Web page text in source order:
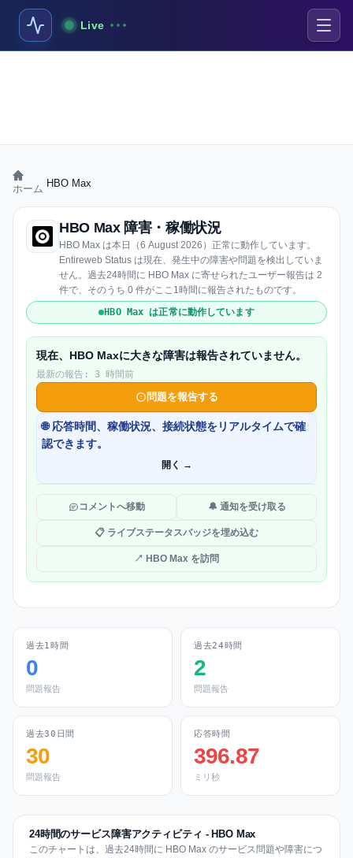
Live
ホーム HBO Max
HBO Max 障害・稼働状況
HBO Max は本日（6 August 2026）正常に動作しています。
Entireweb Status は現在、発生中の障害や問題を検出していま
せん。過去24時間に HBO Max に寄せられたユーザー報告は 2
件で、そのうち 0 件がここ1時間に報告されたものです。
HBO Max は正常に動作しています
現在、HBO Maxに大きな障害は報告されていません。
最新の報告: 3 時間前
問題を報告する
🌐 応答時間、稼働状況、接続状態をリアルタイムで確
認できます。
開く →
コメントへ移動 🔔 通知を受け取る
📋 ライブステータスバッジを埋め込む
↗ HBO Max を訪問
過去1時間
0
問題報告
過去24時間
2
問題報告
過去30日間
30
問題報告
応答時間
396.87
ミリ秒
24時間のサービス障害アクティビティ - HBO Max
このチャートは、過去24時間に HBO Max のサービス問題や障害につ